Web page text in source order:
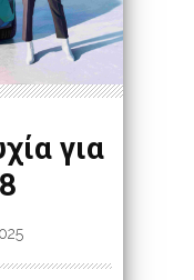
για